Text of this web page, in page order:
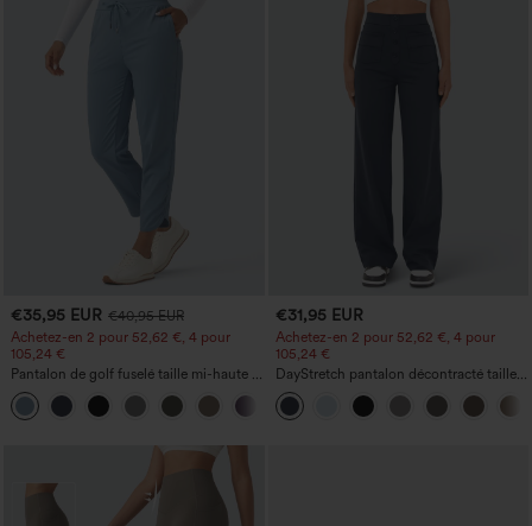
€35,95 EUR €40,95 EUR
Achetez-en 2 pour 52,62 €, 4 pour
105,24 €
Pantalon de golf fuselé taille mi-haute à
cordon, ourlet incurvé, séchage rapide,
avec poches — UPF40+
+2
€31,95 EUR
Achetez-en 2 pour 52,62 €, 4 pour
105,24 €
DayStretch pantalon décontracté taille
haute avec poches et coupe droite